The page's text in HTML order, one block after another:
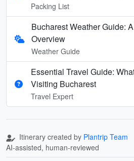
Packing List
Bucharest Weather Guide:
Overview
Weather Guide
Essential Travel Guide:
Visiting Bucharest
Travel Expert
Itinerary created by Plantrip Team
AI-assisted, human-reviewed